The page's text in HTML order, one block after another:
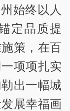
始终以人
定品质提
策，在百
项项扎实
出一幅城
展幸福画